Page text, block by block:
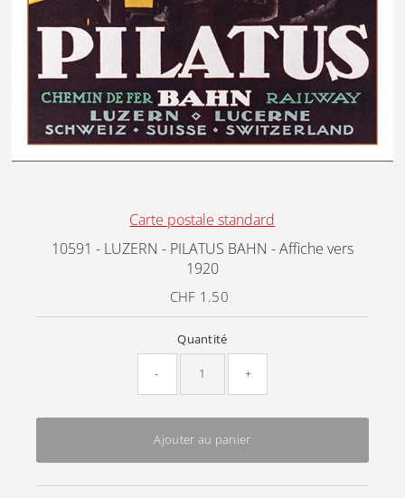
Carte postale standard
10591 - LUZERN - PILATUS BAHN - Affiche vers
1920
Prix
ordinaire
CHF 1.50
Quantité
- +
Ajouter au panier